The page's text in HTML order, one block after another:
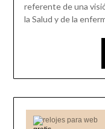
referente de una
la Salud y de la
relojes para web